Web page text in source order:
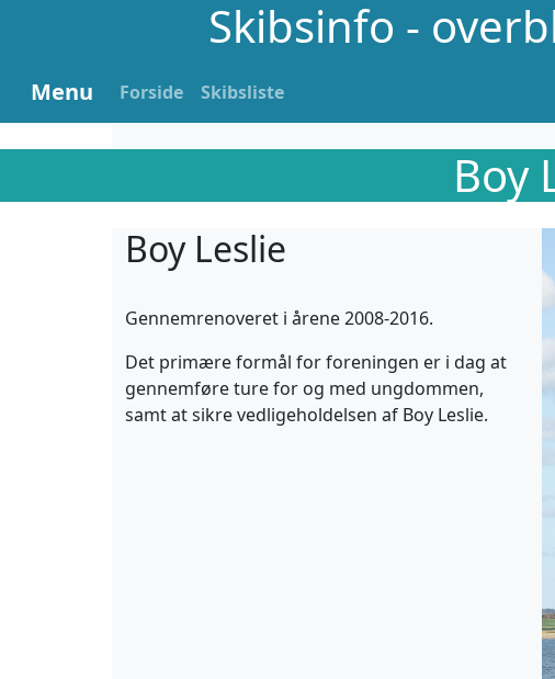
Skibsinfo -
Menu Forside Skibsliste
Boy
Boy Leslie
Gennemrenoveret i årene 2008-2016.
Det primære formål for foreningen er i dag at
gennemføre ture for og med ungdommen,
samt at sikre vedligeholdelsen af Boy Leslie.